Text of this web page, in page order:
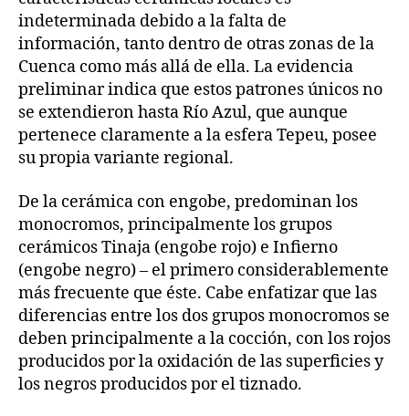
indeterminada debido a la falta de
información, tanto dentro de otras zonas de la
Cuenca como más allá de ella. La evidencia
preliminar indica que estos patrones únicos no
se extendieron hasta Río Azul, que aunque
pertenece claramente a la esfera Tepeu, posee
su propia variante regional.
De la cerámica con engobe, predominan los
monocromos, principalmente los grupos
cerámicos Tinaja (engobe rojo) e Infierno
(engobe negro) – el primero considerablemente
más frecuente que éste. Cabe enfatizar que las
diferencias entre los dos grupos monocromos se
deben principalmente a la cocción, con los rojos
producidos por la oxidación de las superficies y
los negros producidos por el tiznado.